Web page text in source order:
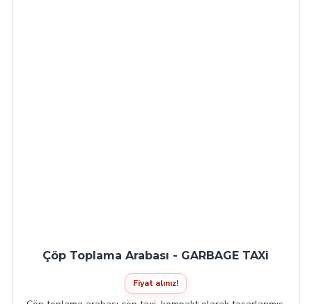
Fiyat alınız!
Çöp Toplama Arabası - GARBAGE TAXi